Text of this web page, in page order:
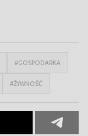
#GOSPODARKA
#ŻYWNOŚĆ